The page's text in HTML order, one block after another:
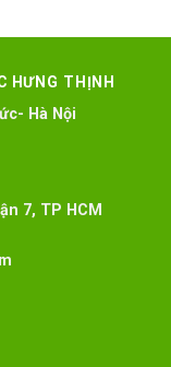
HƯNG THỊNH
Hà Nội
7, TP HCM